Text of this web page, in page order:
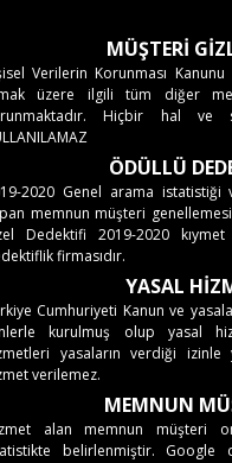
MÜŞTERİ
Verilerin Korunması Kanunu
üzere ilgili tüm diğer
Hiçbir hal ve
ÖDÜLLÜ
2020 Genel arama istatistiği
memnun müşteri
Dedektifi 2019-2020
firmasıdır.
YASAL
Cumhuriyeti Kanun ve
kurulmuş olup yasal
yasaların verdiği izinle
verilemez.
MEMNUN
alan memnun müşteri
belirlenmiştir. Google